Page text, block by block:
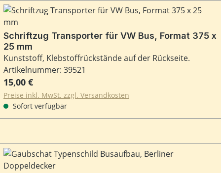
Schriftzug Transporter für VW Bus, Format 375 x
25 mm
Kunststoff, Klebstoffrückstände auf der Rückseite.
Artikelnummer: 39521
Regulärer Preis:
15,00 €
Preise inkl. MwSt. zzgl. Versandkosten
Sofort verfügbar